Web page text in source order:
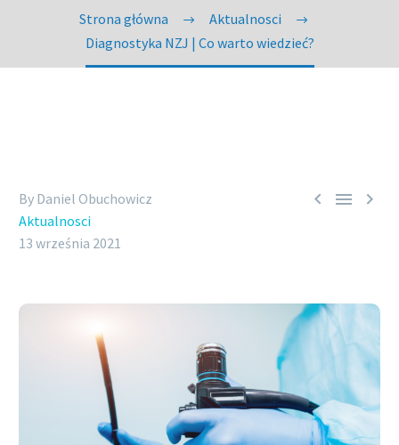
Strona główna
Aktualnosci
Diagnostyka NZJ | Co warto wiedzieć?
  
By Daniel Obuchowicz
Aktualnosci
13 września 2021